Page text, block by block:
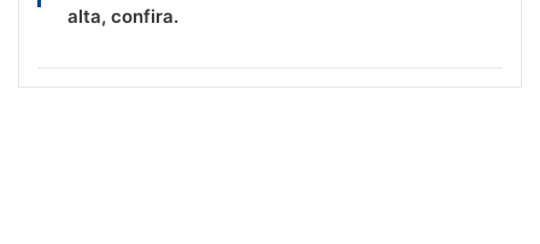
alta, confira.